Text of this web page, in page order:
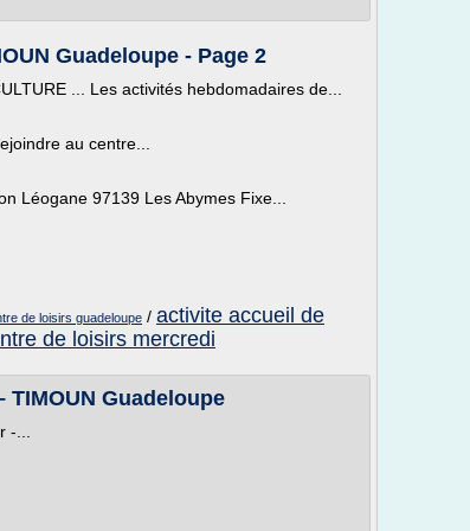
Guadeloupe - Page 2
... Les activités hebdomadaires de...
au centre...
Léogane 97139 Les Abymes Fixe...
de loisirs guadeloupe / activite accueil de
de loisirs mercredi
TIMOUN Guadeloupe
...